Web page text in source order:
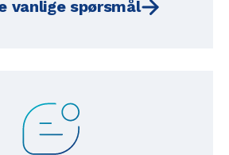
vanlige spørsmål